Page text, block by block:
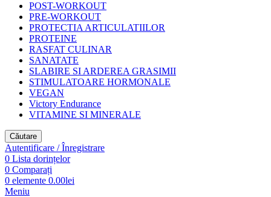
POST-WORKOUT
PRE-WORKOUT
PROTECTIA ARTICULATIILOR
PROTEINE
RASFAT CULINAR
SANATATE
SLABIRE SI ARDEREA GRASIMII
STIMULATOARE HORMONALE
VEGAN
Victory Endurance
VITAMINE SI MINERALE
Căutare
Autentificare / Înregistrare
0 Lista dorințelor
0 Comparați
0 elemente 0.00lei
Meniu